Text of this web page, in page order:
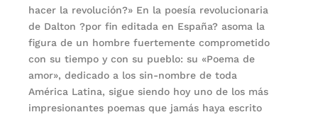
hacer la revolución?» En la poesía revolucionaria
de Dalton ?por fin editada en España? asoma la
figura de un hombre fuertemente comprometido
con su tiempo y con su pueblo: su «Poema de
amor», dedicado a los sin-nombre de toda
América Latina, sigue siendo hoy uno de los más
impresionantes poemas que jamás haya escrito